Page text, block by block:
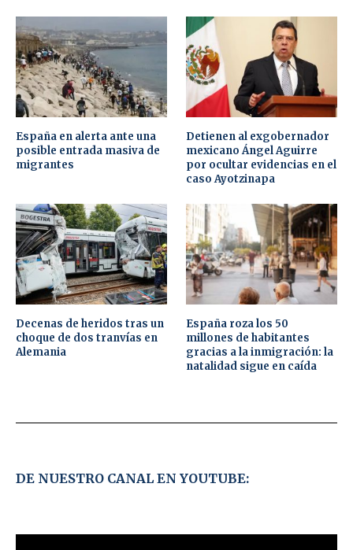
España en alerta ante una
posible entrada masiva de
migrantes
Detienen al exgobernador
mexicano Ángel Aguirre
por ocultar evidencias en el
caso Ayotzinapa
Decenas de heridos tras un
choque de dos tranvías en
Alemania
España roza los 50
millones de habitantes
gracias a la inmigración: la
natalidad sigue en caída
DE NUESTRO CANAL EN YOUTUBE: